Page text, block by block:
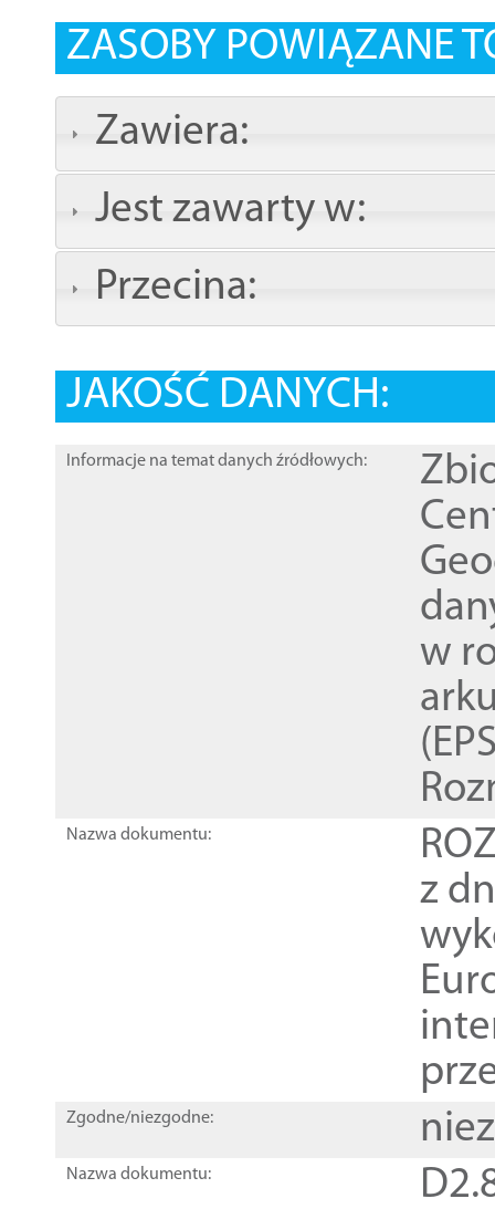
ZASOBY POWIĄZANE
Zawiera:
Jest zawarty w:
Przecina:
JAKOŚĆ DANYCH:
Informacje na temat danych źródłowych:
w
Nazwa dokumentu:
z
Zgodne/niezgodne:
Nazwa dokumentu: